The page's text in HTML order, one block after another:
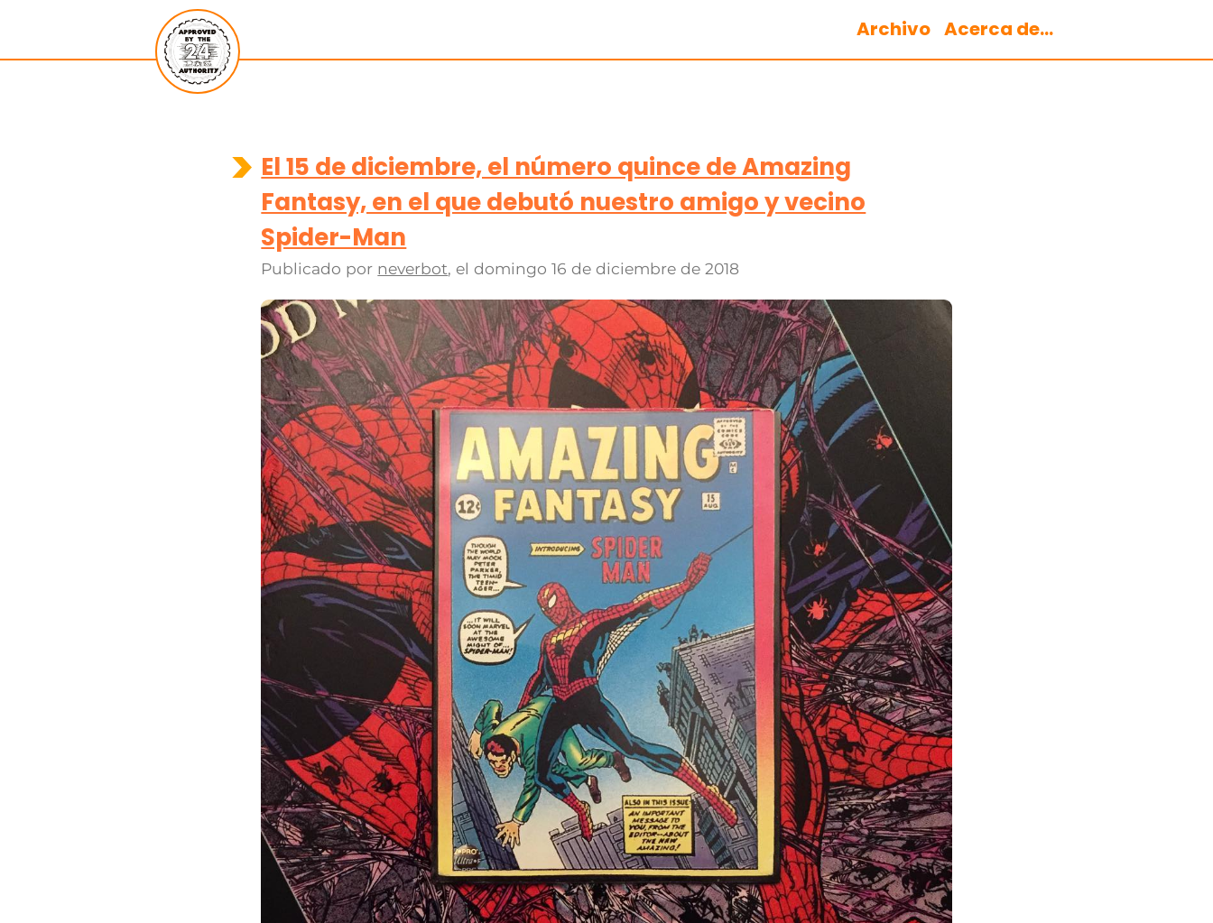
Archivo Acerca de...
El 15 de diciembre, el número quince de Amazing
Fantasy, en el que debutó nuestro amigo y vecino
Spider-Man
Publicado por neverbot, eldomingo 16 de diciembre de 2018